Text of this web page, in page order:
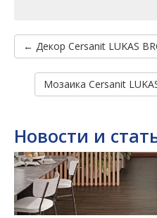
← Декор Cersanit LUKAS
Мозаика Cersanit
Новости и